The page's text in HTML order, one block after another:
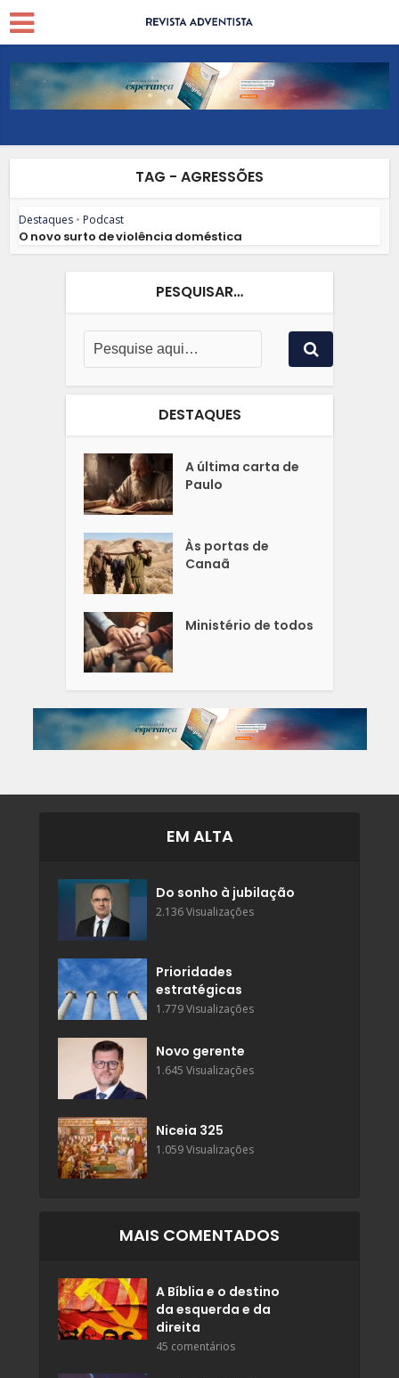
TAG - AGRESSÕES
Destaques • Podcast
O novo surto de violência doméstica
PESQUISAR…
DESTAQUES
A última carta de
Paulo
Às portas de
Canaã
Ministério de todos
EM ALTA
Do sonho à jubilação
2.136 Visualizações
Prioridades
estratégicas
1.779 Visualizações
Novo gerente
1.645 Visualizações
Niceia 325
1.059 Visualizações
MAIS COMENTADOS
A Bíblia e o destino
da esquerda e da
direita
45 comentários